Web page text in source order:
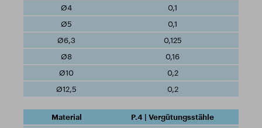
0,1
0,1
0,125
0,16
0,2
0,2
P.4 | Vergütungsstähle